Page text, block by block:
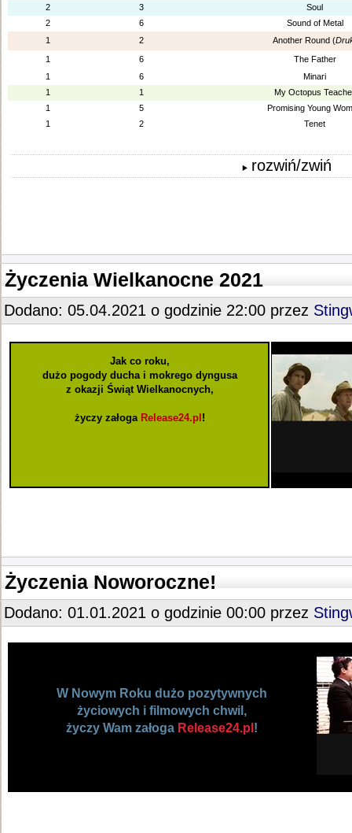
2
3
Soul
2
6
Sound of Metal
1
2 Another Round (
1
6
The Father
1
6
Minari
1
1
My Octopus
1
5
Promising Young
1
2 Tenet
rozwiń/zwiń
Życzenia Wielkanocne 2021
Dodano: 05.04.2021 o godzinie 22:00 przez
Jak co roku,
dużo pogody ducha i mokrego dyngusa
z okazji Świąt Wielkanocnych,
życzy załoga Release24.pl !
Życzenia Noworoczne!
Dodano: 01.01.2021 o godzinie 00:00 przez
W Nowym Roku dużo pozytywnych
życiowych i filmowych chwil,
życzy Wam załoga Release24.pl !